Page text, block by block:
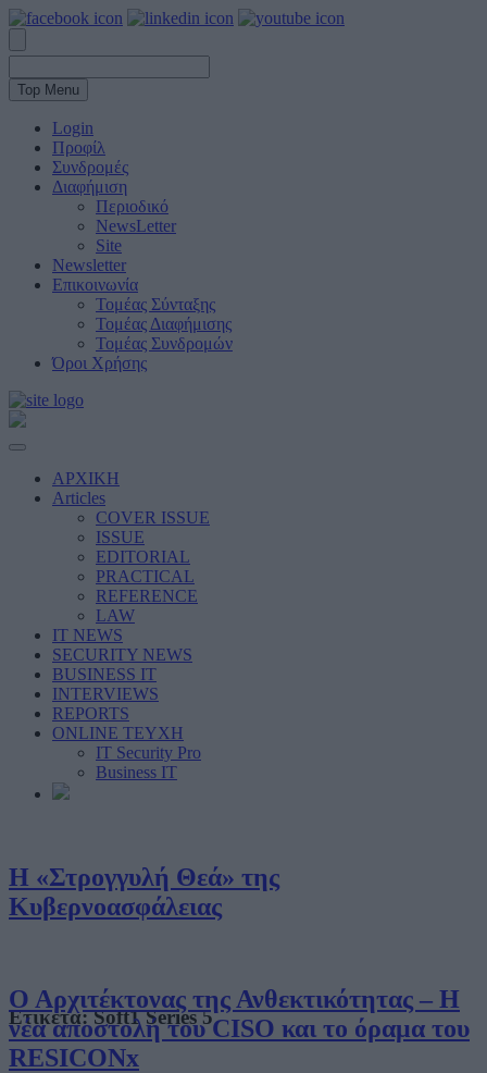
Top Menu
Login
Προφίλ
Συνδρομές
Διαφήμιση
Περιοδικό
NewsLetter
Site
Newsletter
Επικοινωνία
Τομέας Σύνταξης
Τομέας Διαφήμισης
Τομέας Συνδρομών
Όροι Χρήσης
ΑΡΧΙΚΗ
Articles
COVER ISSUE
ISSUE
EDITORIAL
PRACTICAL
REFERENCE
LAW
IT NEWS
SECURITY NEWS
BUSINESS IT
INTERVIEWS
REPORTS
ONLINE ΤΕΥΧΗ
IT Security Pro
Business IT
Η «Στρογγυλή Θεά» της
Κυβερνοασφάλειας
Ο Αρχιτέκτονας της Ανθεκτικότητας – Η
νέα αποστολή του CISO και το όραμα του
RESICONx
Ετικέτα:Soft1 Series 5